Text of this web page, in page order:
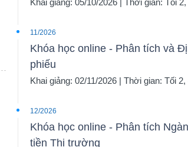
11/2026
Khóa học online - Phân tích và
phiếu
Khai giảng: 02/11/2026 | Thời gian: Tối 2,
12/2026
Khóa học online - Phân tích
tiền Thị trường